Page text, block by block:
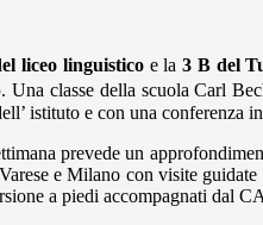
liceo linguisticoe la3 B del
. Una classe della scuolaCarl
istituto e con una conferenza
prevede un
e Milano con visite
a piedi accompagnati dal